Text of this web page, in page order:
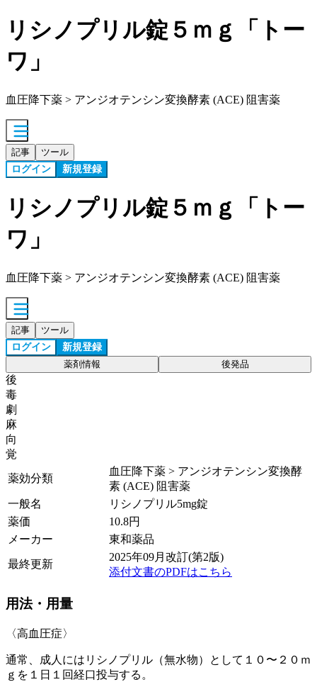
リシノプリル錠５ｍｇ「トー
ワ」
血圧降下薬 > アンジオテンシン変換酵素 (ACE) 阻害薬
記事 ツール
ログイン 新規登録
リシノプリル錠５ｍｇ「トー
ワ」
血圧降下薬 > アンジオテンシン変換酵素 (ACE) 阻害薬
記事 ツール
ログイン 新規登録
薬剤情報 後発品
後
毒
劇
麻
向
覚
薬効分類
血圧降下薬 > アンジオテンシン変換酵
素 (ACE) 阻害薬
一般名
リシノプリル5mg錠
薬価
10.8円
メーカー
東和薬品
最終更新
2025年09月改訂(第2版)
添付文書のPDFはこちら
用法・用量
〈高血圧症〉
通常、成人にはリシノプリル（無水物）として１０〜２０ｍ
ｇを１日１回経口投与する。